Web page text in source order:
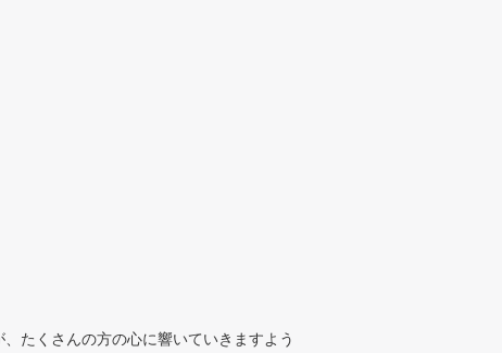
たくさんの方の心に響いていきますよう